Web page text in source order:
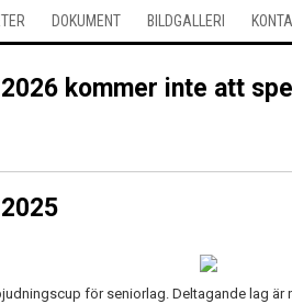
DOKUMENT BILDGALLERI
kommer inte att
för seniorlag. Deltagande lag